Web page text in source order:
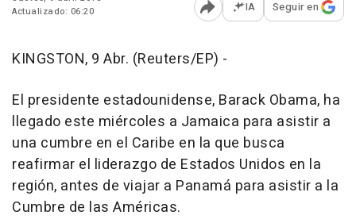
Actualizado: 06:20
Abrir opciones para
IA Seguir en
KINGSTON, 9 Abr. (Reuters/EP) -
El presidente estadounidense, Barack Obama, ha
llegado este miércoles a Jamaica para asistir a
una cumbre en el Caribe en la que busca
reafirmar el liderazgo de Estados Unidos en la
región, antes de viajar a Panamá para asistir a la
Cumbre de las Américas.